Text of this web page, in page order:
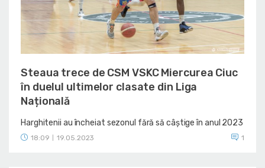
Steaua trece de CSM VSKC Miercurea Ciuc
în duelul ultimelor clasate din Liga
Națională
Harghitenii au încheiat sezonul fără să câștige în anul 2023
18:09 19.05.2023 1